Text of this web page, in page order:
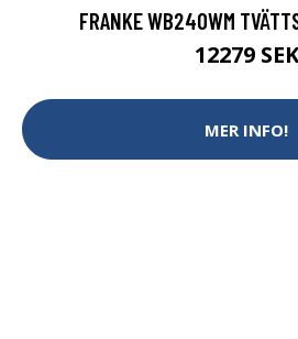
FRANKE WB240WM
12279 SEK
MER INFO!